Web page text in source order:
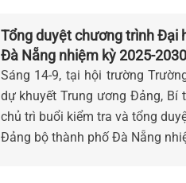
Tổng duyệt chương trình Đại
Đà Nẵng nhiệm kỳ 2025-2030
Sáng 14-9, tại hội trường
dự khuyết Trung ương Đảng, Bí
chủ trì buổi kiểm tra và tổng
Đảng bộ thành phố Đà Nẵng